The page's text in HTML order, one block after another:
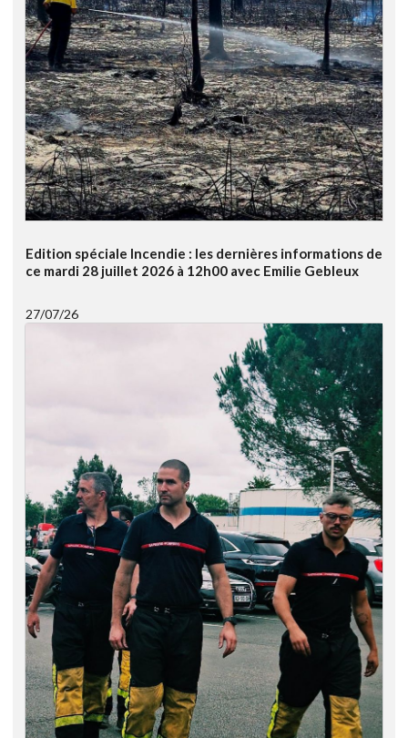
Edition spéciale Incendie : les dernières informations de
ce mardi 28 juillet 2026 à 12h00 avec Emilie Gebleux
27/07/26